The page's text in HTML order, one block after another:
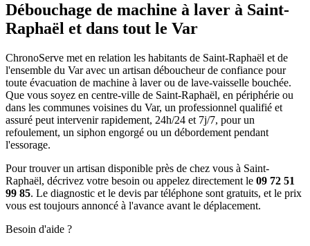
Débouchage de machine à laver à Saint-
Raphaël et dans tout le Var
ChronoServe met en relation les habitants de Saint-Raphaël et de
l'ensemble du Var avec un artisan déboucheur de confiance pour
toute évacuation de machine à laver ou de lave-vaisselle bouchée.
Que vous soyez en centre-ville de Saint-Raphaël, en périphérie ou
dans les communes voisines du Var, un professionnel qualifié et
assuré peut intervenir rapidement, 24h/24 et 7j/7, pour un
refoulement, un siphon engorgé ou un débordement pendant
l'essorage.
Pour trouver un artisan disponible près de chez vous à Saint-
Raphaël, décrivez votre besoin ou appelez directement le 09 72 51
99 85. Le diagnostic et le devis par téléphone sont gratuits, et le prix
vous est toujours annoncé à l'avance avant le déplacement.
Besoin d'aide ?